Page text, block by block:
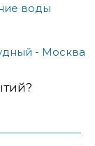
воды
- Москва